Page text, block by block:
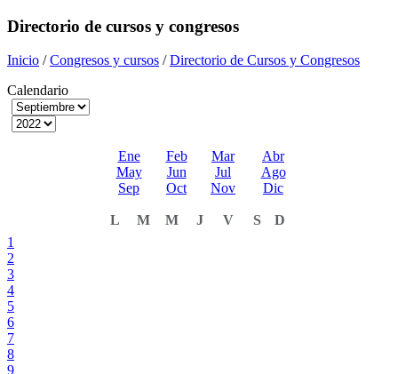
Directorio de cursos y congresos
Inicio /Congresos y cursos /Directorio de Cursos y Congresos
Calendario
Ene Feb Mar
Abr
May
Jun Jul
Ago
Sep
Oct Nov Dic
L M M J V S
D
1
2
3
4
5
6
7
8
9